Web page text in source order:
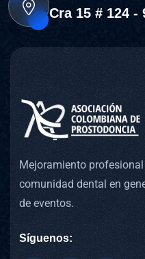
Cra 15 # 124 -
Mejoramiento
comunidad dental en
de eventos.
Síguenos: